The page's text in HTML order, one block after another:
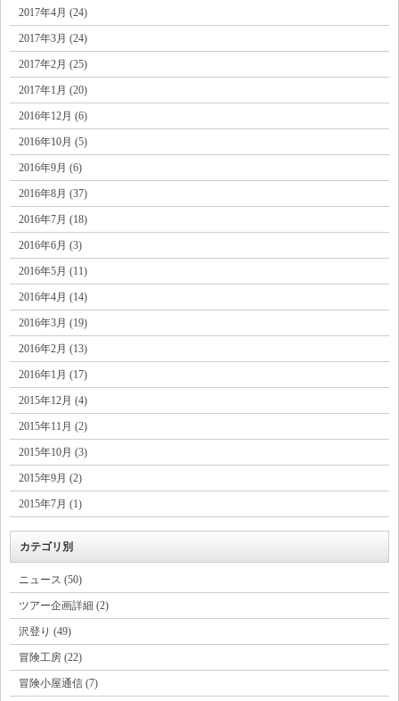
2017年4月 (24)
2017年3月 (24)
2017年2月 (25)
2017年1月 (20)
2016年12月 (6)
2016年10月 (5)
2016年9月 (6)
2016年8月 (37)
2016年7月 (18)
2016年6月 (3)
2016年5月 (11)
2016年4月 (14)
2016年3月 (19)
2016年2月 (13)
2016年1月 (17)
2015年12月 (4)
2015年11月 (2)
2015年10月 (3)
2015年9月 (2)
2015年7月 (1)
カテゴリ別
ニュース (50)
ツアー企画詳細 (2)
沢登り (49)
冒険工房 (22)
冒険小屋通信 (7)